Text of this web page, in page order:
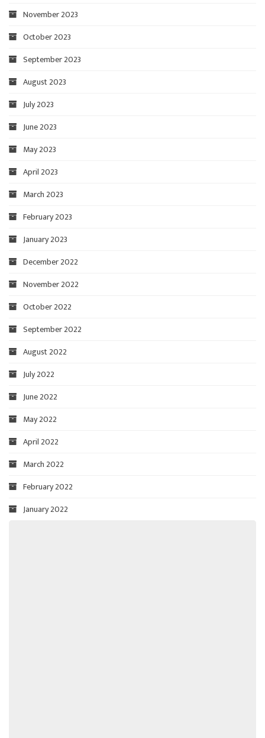
November 2023
October 2023
September 2023
August 2023
July 2023
June 2023
May 2023
April 2023
March 2023
February 2023
January 2023
December 2022
November 2022
October 2022
September 2022
August 2022
July 2022
June 2022
May 2022
April 2022
March 2022
February 2022
January 2022